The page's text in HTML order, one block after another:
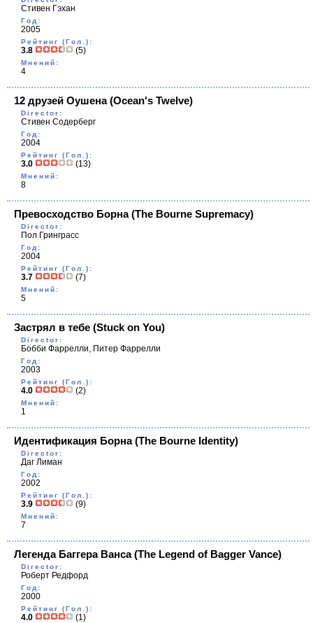
Стивен Гэхан
Год:
2005
Рейтинг (Гол.):
3.8 (5)
Мнений:
4
12 друзей Оушена(Ocean's Twelve)
Director:
Стивен Содерберг
Год:
2004
Рейтинг (Гол.):
3.0 (13)
Мнений:
8
Превосходство Борна(The Bourne Supremacy)
Director:
Пол Гринграсс
Год:
2004
Рейтинг (Гол.):
3.7 (7)
Мнений:
5
Застрял в тебе (Stuck on You)
Director:
Бобби Фаррелли, Питер Фаррелли
Год:
2003
Рейтинг (Гол.):
4.0 (2)
Мнений:
1
Идентификация Борна(The Bourne Identity)
Director:
Даг Лиман
Год:
2002
Рейтинг (Гол.):
3.9 (9)
Мнений:
7
Легенда Баггера Ванса(The Legend of Bagger Vance)
Director:
Роберт Редфорд
Год:
2000
Рейтинг (Гол.):
4.0 (1)